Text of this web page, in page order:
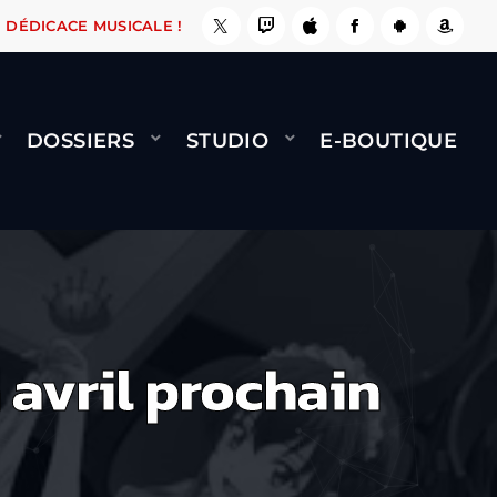
LE FAIT ! NAMI BERNARD MINET - FLY
DÉDICACE MUSICALE !
DOSSIERS STUDIO E-BOUTIQUE
avril prochain